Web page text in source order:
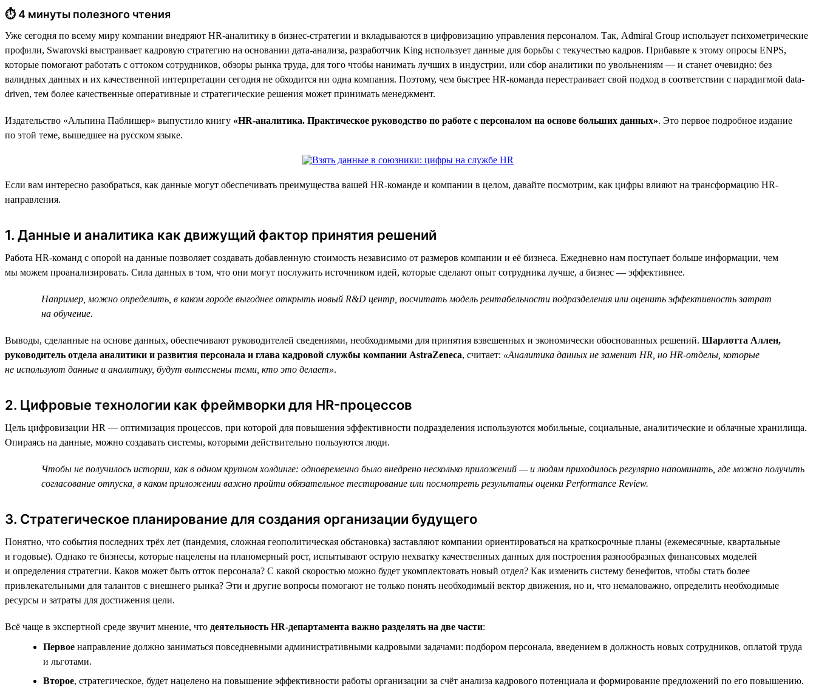
⏱ 4 минуты полезного чтения
Уже сегодня по всему миру компании внедряют HR-аналитику в бизнес-стратегии и вкладываются в цифровизацию управления персоналом. Так, Admiral Group использует психометрические
профили, Swarovski выстраивает кадровую стратегию на основании дата-анализа, разработчик King использует данные для борьбы с текучестью кадров. Прибавьте к этому опросы ENPS,
которые помогают работать с оттоком сотрудников, обзоры рынка труда, для того чтобы нанимать лучших в индустрии, или сбор аналитики по увольнениям — и станет очевидно: без
валидных данных и их качественной интерпретации сегодня не обходится ни одна компания. Поэтому, чем быстрее HR-команда перестраивает свой подход в соответствии с парадигмой data-
driven, тем более качественные оперативные и стратегические решения может принимать менеджмент.
Издательство «Альпина Паблишер» выпустило книгу «HR-аналитика. Практическое руководство по работе с персоналом на основе больших данных». Это первое подробное издание
по этой теме, вышедшее на русском языке.
Если вам интересно разобраться, как данные могут обеспечивать преимущества вашей HR-команде и компании в целом, давайте посмотрим, как цифры влияют на трансформацию HR-
направления.
1. Данные и аналитика как движущий фактор принятия решений
Работа HR-команд с опорой на данные позволяет создавать добавленную стоимость независимо от размеров компании и её бизнеса. Ежедневно нам поступает больше информации, чем
мы можем проанализировать. Сила данных в том, что они могут послужить источником идей, которые сделают опыт сотрудника лучше, а бизнес — эффективнее.
Например, можно определить, в каком городе выгоднее открыть новый R&D центр, посчитать модель рентабельности подразделения или оценить эффективность затрат
на обучение.
Выводы, сделанные на основе данных, обеспечивают руководителей сведениями, необходимыми для принятия взвешенных и экономически обоснованных решений. Шарлотта Аллен,
руководитель отдела аналитики и развития персонала и глава кадровой службы компании AstraZeneca, считает: «Аналитика данных не заменит HR, но HR-отделы, которые
не используют данные и аналитику, будут вытеснены теми, кто это делает».
2. Цифровые технологии как фреймворки для HR-процессов
Цель цифровизации HR — оптимизация процессов, при которой для повышения эффективности подразделения используются мобильные, социальные, аналитические и облачные хранилища.
Опираясь на данные, можно создавать системы, которыми действительно пользуются люди.
Чтобы не получилось истории, как в одном крупном холдинге: одновременно было внедрено несколько приложений — и людям приходилось регулярно напоминать, где можно получить
согласование отпуска, в каком приложении важно пройти обязательное тестирование или посмотреть результаты оценки Performance Review.
3. Стратегическое планирование для создания организации будущего
Понятно, что события последних трёх лет (пандемия, сложная геополитическая обстановка) заставляют компании ориентироваться на краткосрочные планы (ежемесячные, квартальные
и годовые). Однако те бизнесы, которые нацелены на планомерный рост, испытывают острую нехватку качественных данных для построения разнообразных финансовых моделей
и определения стратегии. Каков может быть отток персонала? С какой скоростью можно будет укомплектовать новый отдел? Как изменить систему бенефитов, чтобы стать более
привлекательными для талантов с внешнего рынка? Эти и другие вопросы помогают не только понять необходимый вектор движения, но и, что немаловажно, определить необходимые
ресурсы и затраты для достижения цели.
Всё чаще в экспертной среде звучит мнение, что деятельность HR-департамента важно разделять на две части:
Первое направление должно заниматься повседневными административными кадровыми задачами: подбором персонала, введением в должность новых сотрудников, оплатой труда
и льготами.
Второе, стратегическое, будет нацелено на повышение эффективности работы организации за счёт анализа кадрового потенциала и формирование предложений по его повышению.